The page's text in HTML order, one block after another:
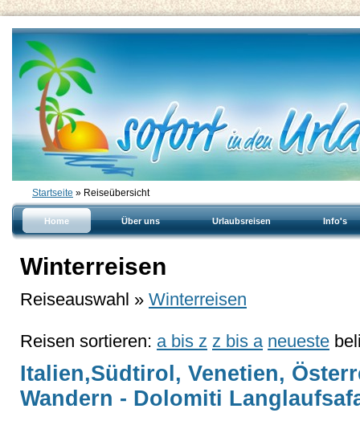
Startseite » Reiseübersicht
Home Über uns Urlaubsreisen Info's
Winterreisen
Reiseauswahl » Winterreisen
Reisen sortieren: a bis z z bis a neueste
Italien,Südtirol, Venetien,
Wandern - Dolomiti